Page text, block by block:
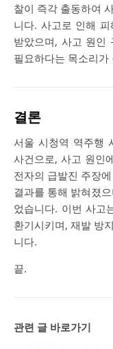
찰이 즉각 출동하여
니다. 사고로 인해
받았으며, 사고 원인
필요하다는 목소리
결론
서울 시청역 역주행
사건으로, 사고 원인
전자의 급발진 주장
결과를 통해 밝혀졌
었습니다. 이번 사고
환기시키며, 재발 방
니다.
끝.
관련 글 바로가기